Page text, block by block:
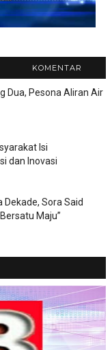
KOMENTAR
Dua, Pesona Aliran Air
Isi
dan Inovasi
Sora Said
Maju”